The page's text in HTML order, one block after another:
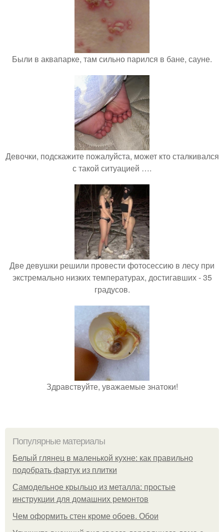
Были в аквапарке, там сильно парился в бане, сауне.
Девочки, подскажите пожалуйста, может кто сталкивался
с такой ситуацией ….
Две девушки решили провести фотосессию в лесу при
экстремально низких температурах, достигавших - 35
градусов.
Здравствуйте, уважаемые знатоки!
Популярные материалы
Белый глянец в маленькой кухне: как правильно
подобрать фартук из плитки
Самодельное крыльцо из металла: простые
инструкции для домашних ремонтов
Чем оформить стен кроме обоев. Обои